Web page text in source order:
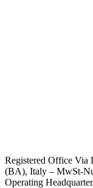
Registered Office Via
(BA), Italy – MwSt-
Operating